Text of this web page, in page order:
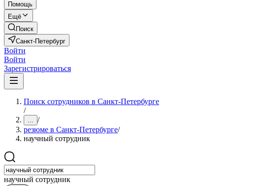
Помощь
Ещё
Поиск
Санкт-Петербург
Войти
Войти
Зарегистрироваться
Поиск сотрудников в Санкт-Петербурге
/
... /
резюме в Санкт-Петербурге/
научный сотрудник
научный сотрудник